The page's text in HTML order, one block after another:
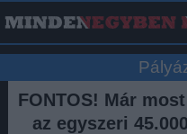
FONTOS! Már
az egyszeri